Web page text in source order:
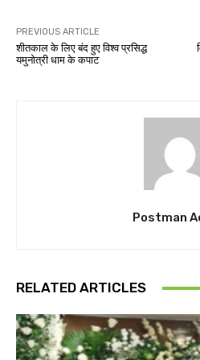
PREVIOUS ARTICLE
शीतकाल के लिए बंद हुए विश्व प्रसिद्ध
यमुनोत्री धाम के कपाट
Postman
RELATED ARTICLES